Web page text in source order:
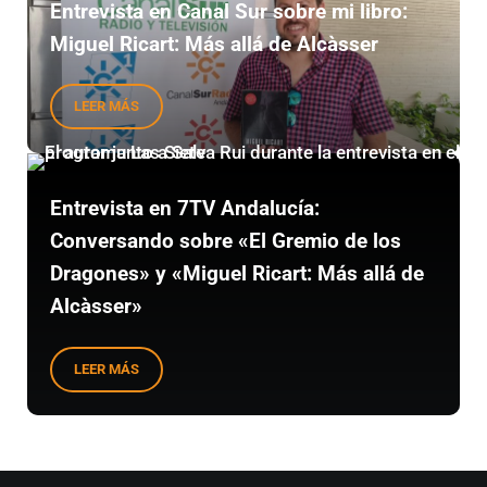
Entrevista en Canal Sur sobre mi libro:
Miguel Ricart: Más allá de Alcàsser
LEER MÁSENTREVISTA EN CANAL SUR SOBRE MI LIBRO: MIGUEL
Entrevista en 7TV Andalucía:
Conversando sobre «El Gremio de los
Dragones» y «Miguel Ricart: Más allá de
Alcàsser»
LEER MÁSENTREVISTA EN 7TV ANDALUCÍA: CONVERSANDO SOBRE